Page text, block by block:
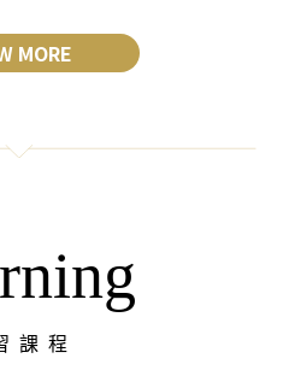
MORE
課程